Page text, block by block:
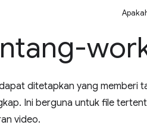
ditetapkan yang memberi
Ini berguna untuk file
video.